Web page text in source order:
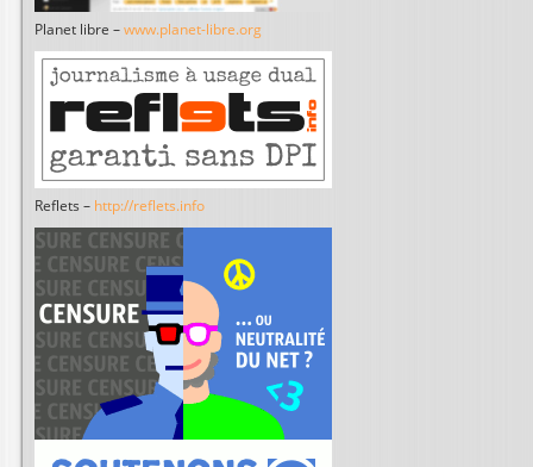
Planet libre – www.planet-libre.org
Reflets – http://reflets.info